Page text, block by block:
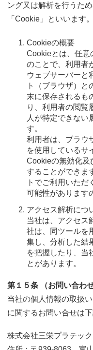
ング又は解析を行うた
「Cookie」といいます
Cookieの概要
Cookieとは、任意
のことで、利用者
ウェブサーバーと
ト（ブラウザ）
末に保存されるも
り、利用者の閲覧
人が特定できない
す。
利用者は、ブラウ
を使用しているサ
Cookieの無効化及
することができま
トでご利用いただ
可能性があります
アクセス解析につ
当社は、アクセス
社は、同ツールを
集し、分析した結
を把握したり、当
とがあります。
第１５条 （お問い合わせ
当社の個人情報の取扱
に関するお問い合せは
株式会社三栄プラテッ